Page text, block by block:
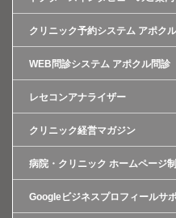
クリニック予約システム アポク
WEB問診システム アポクル問診
レセコンアナライザー
クリニック経営マガジン
病院・クリニック ホームページ
Googleビジネスプロフィールサ